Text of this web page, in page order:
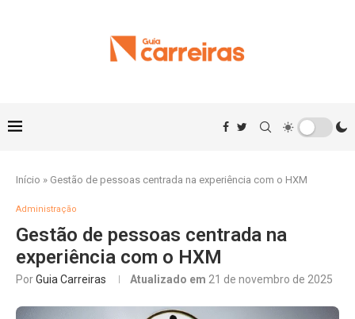
Início » Gestão de pessoas centrada na experiência com o HXM
Administração
Gestão de pessoas centrada na
experiência com o HXM
PorGuia Carreiras Atualizado em 21 de novembro de 2025